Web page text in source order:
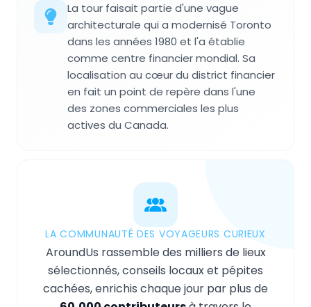
La tour faisait partie d'une vague
architecturale qui a modernisé Toronto
dans les années 1980 et l'a établie
comme centre financier mondial. Sa
localisation au cœur du district financier
en fait un point de repère dans l'une
des zones commerciales les plus
actives du Canada.
LA COMMUNAUTÉ DES VOYAGEURS CURIEUX
AroundUs rassemble des milliers de lieux
sélectionnés, conseils locaux et pépites
cachées, enrichis chaque jour par plus de